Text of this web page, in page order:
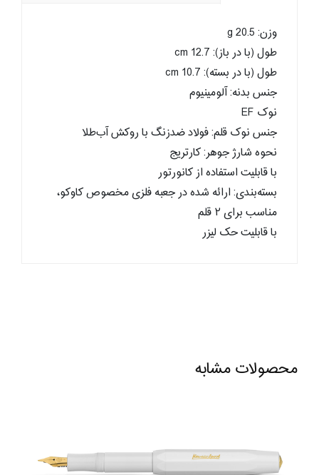
وزن: 20.5 g
طول (با در باز): cm 12.7
طول (با در بسته): 10.7 cm
جنس بدنه: آلومینیوم
نوک EF
جنس نوک قلم: فولاد ضدزنگ با روکش آب‌طلا
نحوه شارژ جوهر: کارتریج
با قابلیت استفاده از کانورتور
بسته‌بندی: ارائه شده در جعبه فلزی مخصوص کاوکو،
مناسب برای ۲ قلم
با قابلیت حک لیزر
محصولات مشابه